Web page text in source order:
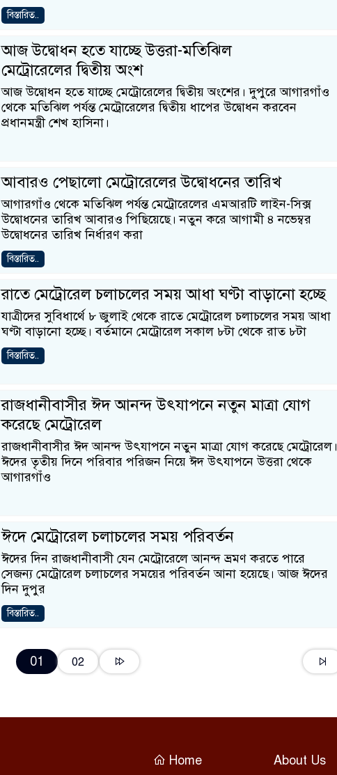
বিস্তারিত..
আজ উদ্বোধন হতে যাচ্ছে উত্তরা-মতিঝিল
মেট্রোরেলের দ্বিতীয় অংশ
আজ উদ্বোধন হতে যাচ্ছে মেট্রোরেলের দ্বিতীয় অংশের। দুপুরে আগারগাঁও
থেকে মতিঝিল পর্যন্ত মেট্রোরেলের দ্বিতীয় ধাপের উদ্বোধন করবেন
প্রধানমন্ত্রী শেখ হাসিনা।
আবারও পেছালো মেট্রোরেলের উদ্বোধনের তারিখ
আগারগাঁও থেকে মতিঝিল পর্যন্ত মেট্রোরেলের এমআরটি লাইন-সিক্স
উদ্বোধনের তারিখ আবারও পিছিয়েছে। নতুন করে আগামী ৪ নভেম্বর
উদ্বোধনের তারিখ নির্ধারণ করা
বিস্তারিত..
রাতে মেট্রোরেল চলাচলের সময় আধা ঘণ্টা বাড়ানো হচ্ছে
যাত্রীদের সুবিধার্থে ৮ জুলাই থেকে রাতে মেট্রোরেল চলাচলের সময় আধা
ঘণ্টা বাড়ানো হচ্ছে। বর্তমানে মেট্রোরেল সকাল ৮টা থেকে রাত ৮টা
বিস্তারিত..
রাজধানীবাসীর ঈদ আনন্দ উৎযাপনে নতুন মাত্রা যোগ
করেছে মেট্রোরেল
রাজধানীবাসীর ঈদ আনন্দ উৎযাপনে নতুন মাত্রা যোগ করেছে মেট্রোরেল।
ঈদের তৃতীয় দিনে পরিবার পরিজন নিয়ে ঈদ উৎযাপনে উত্তরা থেকে
আগারগাঁও
ঈদে মেট্রোরেল চলাচলের সময় পরিবর্তন
ঈদের দিন রাজধানীবাসী যেন মেট্রোরেলে আনন্দ ভ্রমণ করতে পারে
সেজন্য মেট্রোরেল চলাচলের সময়ের পরিবর্তন আনা হয়েছে। আজ ঈদের
দিন দুপুর
বিস্তারিত..
01 02
Home About Us